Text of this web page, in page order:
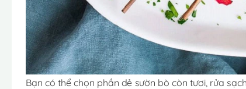
Bạn có thể chọn phần dẻ sườn bò còn tươi, rửa